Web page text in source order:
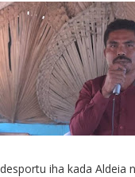
desportu iha kada Aldeia